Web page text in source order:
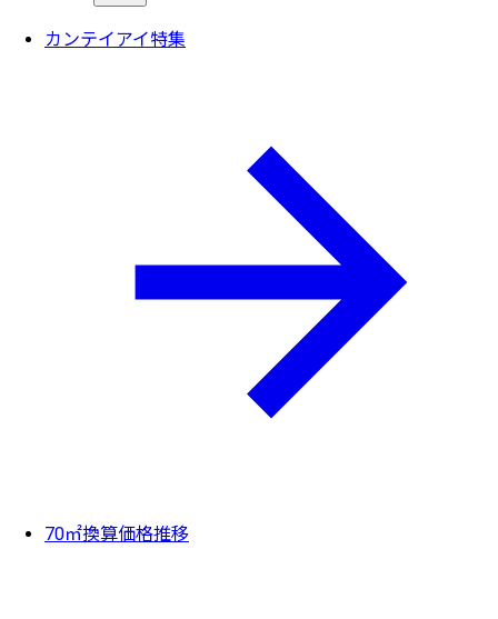
カンテイアイ特集
70㎡換算価格推移